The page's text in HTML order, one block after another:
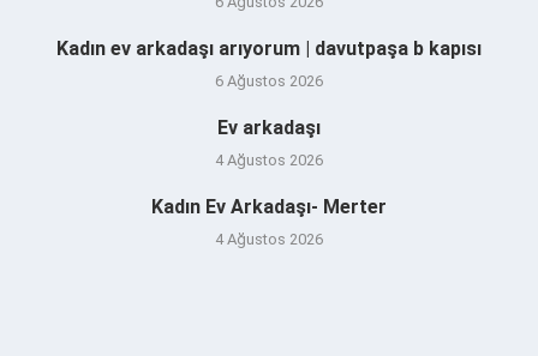
Kadın ev arkadaşı arıyorum | davutpaşa b kapısı
6 Ağustos 2026
Ev arkadaşı
4 Ağustos 2026
Kadın Ev Arkadaşı- Merter
4 Ağustos 2026